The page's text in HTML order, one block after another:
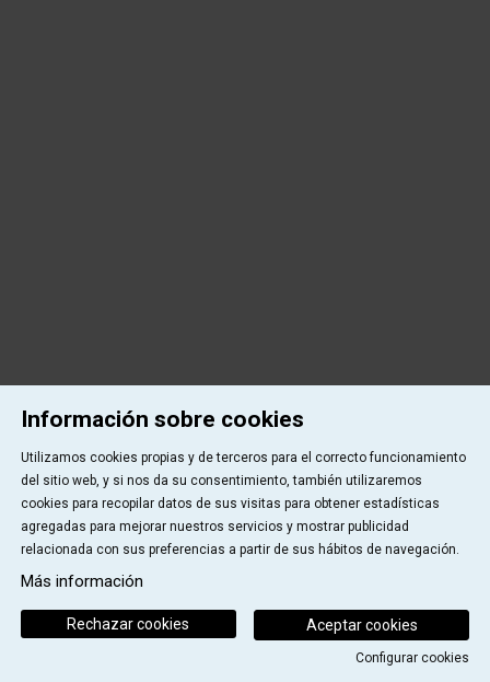
Información sobre cookies
Utilizamos cookies propias y de terceros para el correcto funcionamiento
del sitio web, y si nos da su consentimiento, también utilizaremos
cookies para recopilar datos de sus visitas para obtener estadísticas
agregadas para mejorar nuestros servicios y mostrar publicidad
relacionada con sus preferencias a partir de sus hábitos de navegación.
Más información
Aceptar cookies
Rechazar cookies
Configurar cookies